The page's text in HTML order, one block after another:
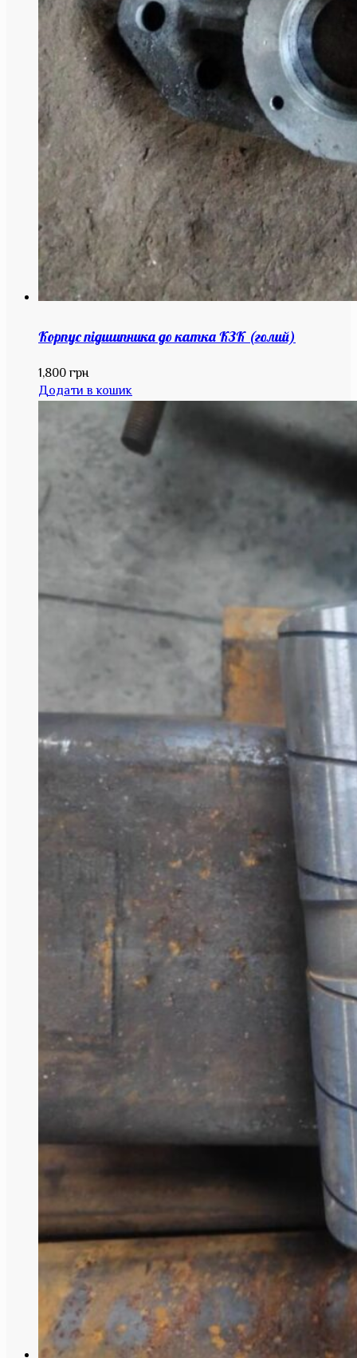
Корпус підшипника до катка КЗК (голий)
1,800грн
Додати в кошик